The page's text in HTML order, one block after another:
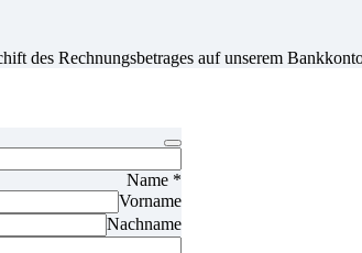
des Rechnungsbetrages auf unserem
Name *
Vorname
Nachname